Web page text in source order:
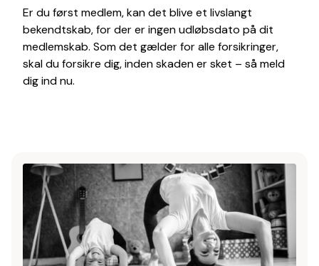
Er du først medlem, kan det blive et livslangt
bekendtskab, for der er ingen udløbsdato på dit
medlemskab. Som det gælder for alle forsikringer,
skal du forsikre dig, inden skaden er sket – så meld
dig ind nu.